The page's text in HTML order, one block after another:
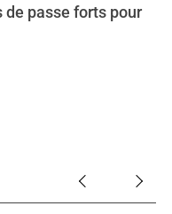
passe forts pour